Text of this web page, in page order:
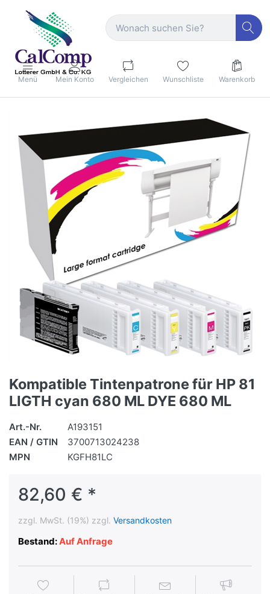
Menü Mein Konto Vergleichen Wunschliste Warenkorb
Kompatible Tintenpatrone für HP 81
LIGTH cyan 680 ML DYE 680 ML
Art.-Nr.
A193151
EAN / GTIN
3700713024238
MPN
KGFH81LC
82,60 € *
zzgl. MwSt. (19%) zzgl. Versandkosten
Bestand:Auf Anfrage